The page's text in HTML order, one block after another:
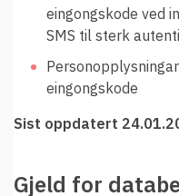
eingongskode ved
SMS til sterk
eingongskode
Sist oppdatert
Gjeld for